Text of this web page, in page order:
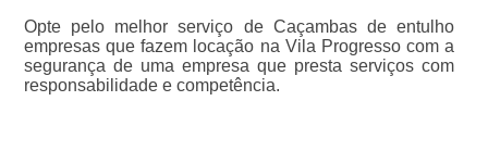
Opte pelo melhor serviço de Caçambas de entulho
empresas que fazem locação na Vila Progresso com a
segurança de uma empresa que presta serviços com
responsabilidade e competência.